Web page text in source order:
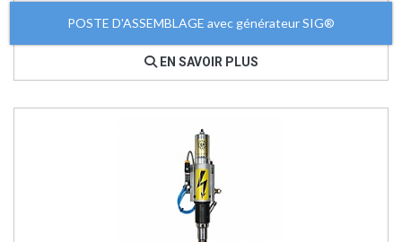
POSTE D'ASSEMBLAGE avec générateur SIG®
EN SAVOIR PLUS